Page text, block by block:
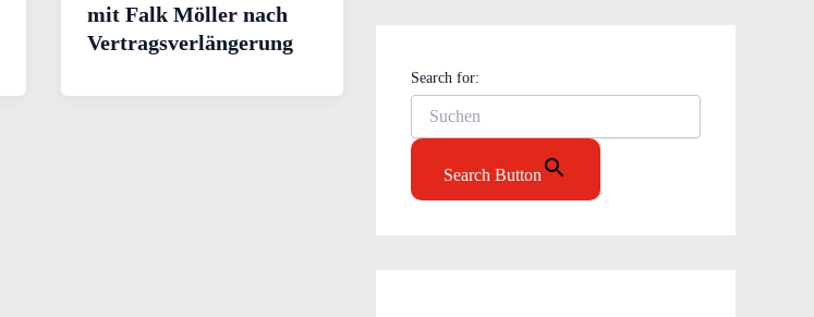
mit Falk Möller nach
Vertragsverlängerung
Search for:
Search Button